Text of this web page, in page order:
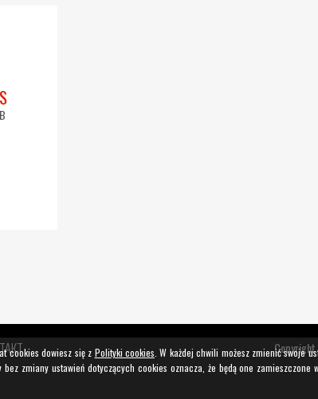
cookies dowiesz się z Polityki cookies . W każdej chwili możesz zmienić swoje
zmiany ustawień dotyczących cookies oznacza, że będą one zamieszczone